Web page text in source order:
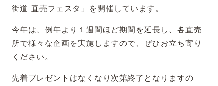
街道 直売フェスタ」を開催しています。
今年は、例年より１週間ほど期間を延長し、各直売
所で様々な企画を実施しますので、ぜひお立ち寄り
ください。
先着プレゼントはなくなり次第終了となりますの